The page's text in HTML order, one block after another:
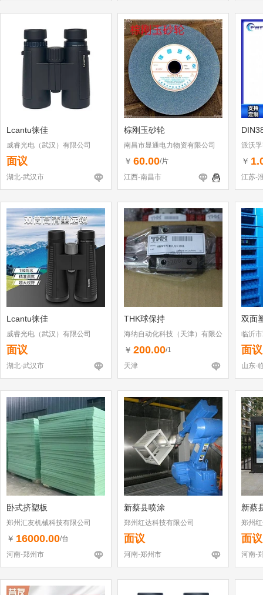
Lcantu徕佳
威睿光电（武汉）有限公司
面议
湖北-武汉市
棕刚玉砂轮
南昌市显通电力物资有限公司
￥ 60.00/片
江西-南昌市
派沃
￥
江苏-
Lcantu徕佳
威睿光电（武汉）有限公司
面议
湖北-武汉市
THK球保持
海纳自动化科技（天津）有限公
司
￥ 200.00/1
天津
双面
临沂
面议
山东-
卧式挤塑板
郑州汇友机械科技有限公司
￥ 16000.00/台
河南-郑州市
新蔡县喷涂
郑州红达科技有限公司
面议
河南-郑州市
新蔡
郑州
面议
河南-